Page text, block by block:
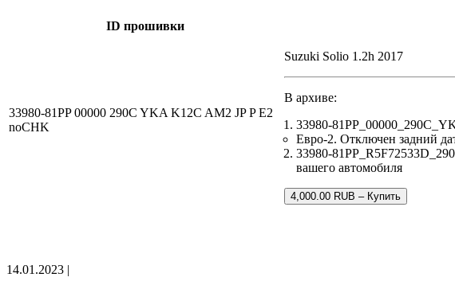
ID прошивки
33980-81PP 00000 290C YKA K12C AM2 JP P E2
noCHK
Suzuki Solio 1.2h 2017
В архиве:
33980-
Евро-2. Отключен задний
33980-
вашего автомобиля
4,000.00 RUB – Купить
14.01.2023 |